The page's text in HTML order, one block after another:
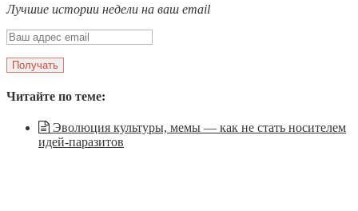
Лучшие истории недели на ваш email
Читайте по теме:
Эволюция культуры, мемы — как не стать носителем
идей-паразитов